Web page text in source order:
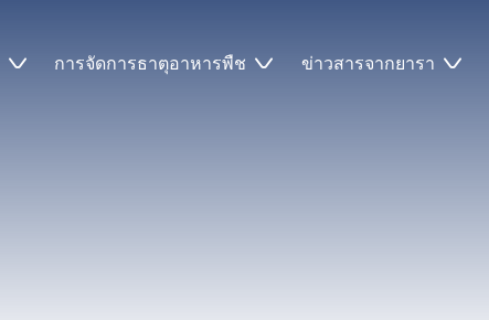
การจัดการธาตุอาหารพืช ข่าวสารจากยารา